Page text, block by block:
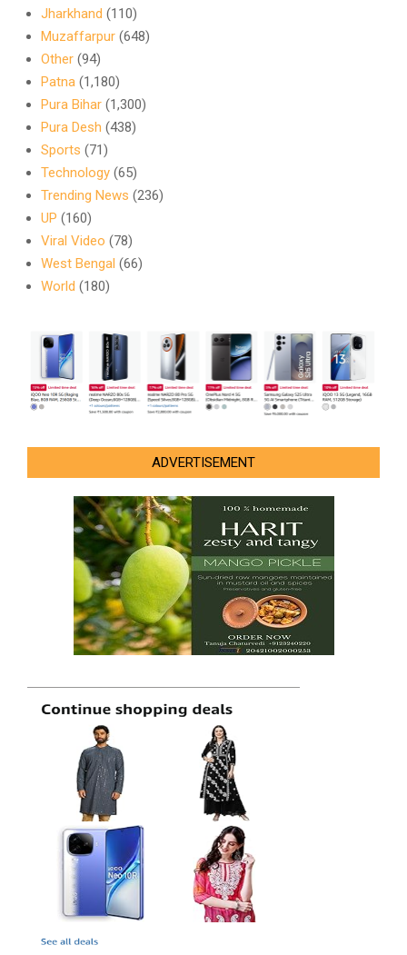
Jharkhand (110)
Muzaffarpur (648)
Other (94)
Patna (1,180)
Pura Bihar (1,300)
Pura Desh (438)
Sports (71)
Technology (65)
Trending News (236)
UP (160)
Viral Video (78)
West Bengal (66)
World (180)
ADVERTISEMENT